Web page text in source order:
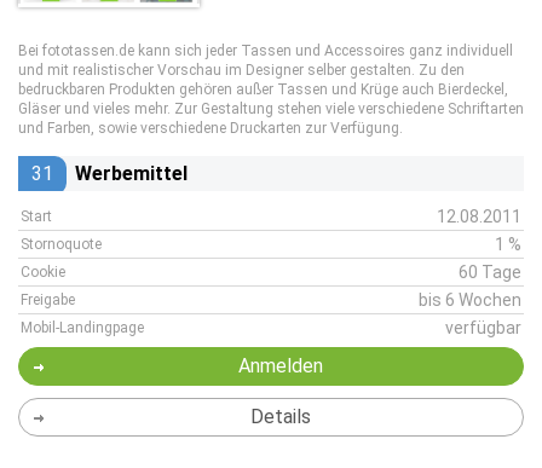
Bei fototassen.de kann sich jeder Tassen und Accessoires ganz individuell
und mit realistischer Vorschau im Designer selber gestalten. Zu den
bedruckbaren Produkten gehören außer Tassen und Krüge auch Bierdeckel,
Gläser und vieles mehr. Zur Gestaltung stehen viele verschiedene Schriftarten
und Farben, sowie verschiedene Druckarten zur Verfügung.
31 Werbemittel
Start 12.08.2011
Stornoquote 1 %
Cookie 60 Tage
Freigabe bis 6 Wochen
Mobil-Landingpage verfügbar
Anmelden
Details